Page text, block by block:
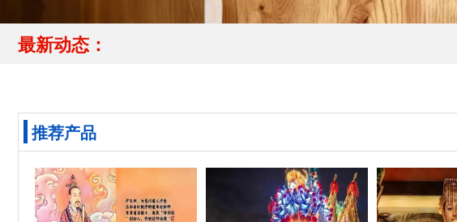
最新动态：
推荐产品